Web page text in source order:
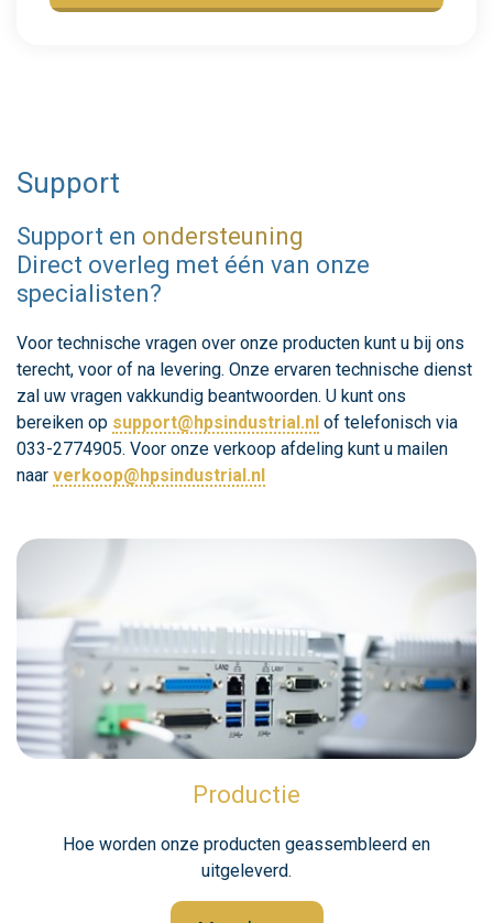
Support
Support en ondersteuning
Direct overleg met één van onze
specialisten?
Voor technische vragen over onze producten kunt u bij ons
terecht, voor of na levering. Onze ervaren technische dienst
zal uw vragen vakkundig beantwoorden. U kunt ons
bereiken op support@hpsindustrial.nl of telefonisch via
033-2774905. Voor onze verkoop afdeling kunt u mailen
naar verkoop@hpsindustrial.nl
Productie
Hoe worden onze producten geassembleerd en
uitgeleverd.